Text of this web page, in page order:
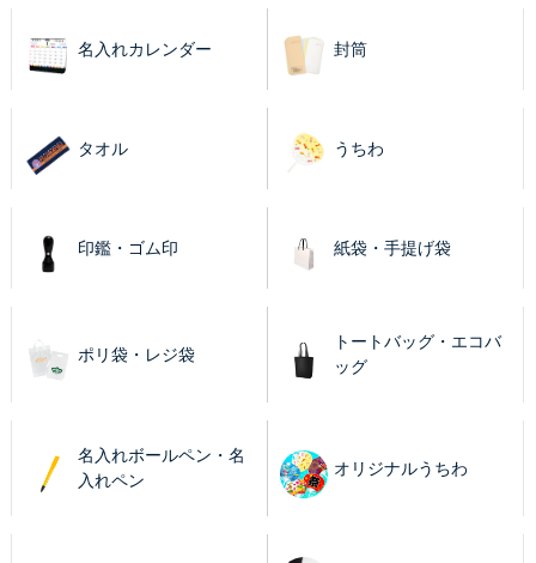
名入れカレンダー 封筒
タオル うちわ
印鑑・ゴム印 紙袋・手提げ袋
ポリ袋・レジ袋
トートバッグ・エコバ
ッグ
名入れボールペン・名
入れペン
オリジナルうちわ